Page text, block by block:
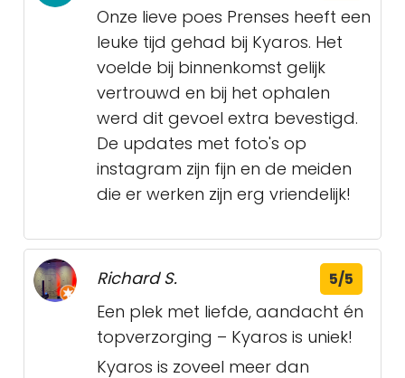
Onze lieve poes Prenses heeft een
leuke tijd gehad bij Kyaros. Het
voelde bij binnenkomst gelijk
vertrouwd en bij het ophalen
werd dit gevoel extra bevestigd.
De updates met foto's op
instagram zijn fijn en de meiden
die er werken zijn erg vriendelijk!
Richard S. 5/5
Een plek met liefde, aandacht én
topverzorging – Kyaros is uniek!
Kyaros is zoveel meer dan